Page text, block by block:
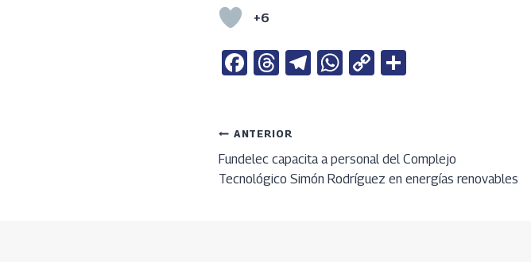
+6
Fa
o
o
k
T
a
ds
Te
m
W
A
p
C
n
k
Navegación
ANTERIOR
Fundelec capacita a personal del Complejo
Tecnológico Simón Rodríguez en energías renovables